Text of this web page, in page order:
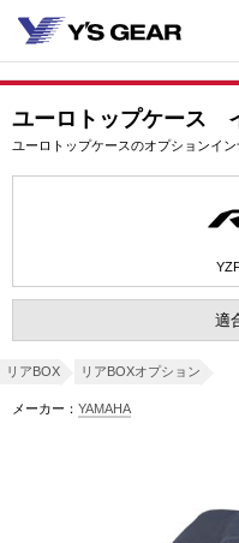
ユーロトップケース
ユーロトップケースのオプションイン
適
リアBOX リアBOXオプション
メーカー： YAMAHA